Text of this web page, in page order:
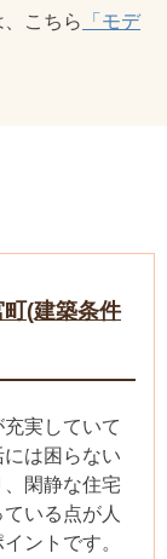
こちら
「モデ
(建築条件
実していて
には困らない
閑静な住宅
いる点が人
ントです。